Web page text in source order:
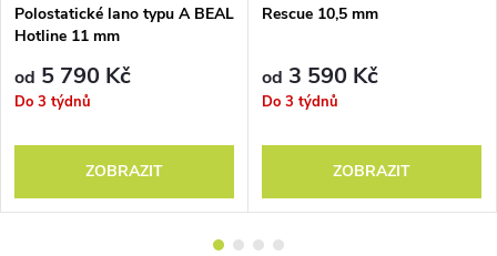
Polostatické lano typu A BEAL
Hotline 11 mm
od 5 790 Kč
Do 3 týdnů
ZOBRAZIT
Rescue 10,5 mm
od 3 590 Kč
Do 3 týdnů
ZOBRAZIT